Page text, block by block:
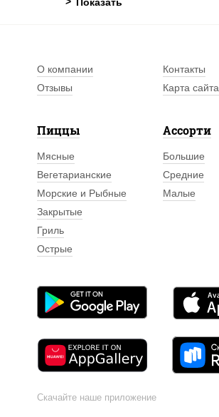
О компании Контакты
Отзывы
Карта сайта
Пиццы
Мясные
Вегетарианские
Морские и Рыбные
Закрытые
Гриль
Острые
Ассорти
Большие
Средние
Малые
Скачайте наше приложение